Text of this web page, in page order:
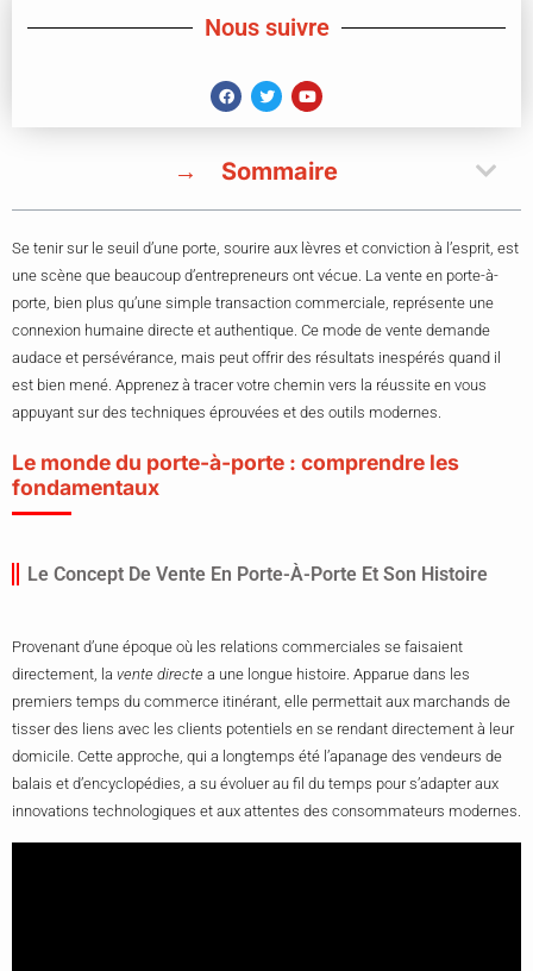
Nous suivre
Sommaire
Se tenir sur le seuil d’une porte, sourire aux lèvres et conviction à l’esprit, est
une scène que beaucoup d’entrepreneurs ont vécue. La vente en porte-à-
porte, bien plus qu’une simple transaction commerciale, représente une
connexion humaine directe et authentique. Ce mode de vente demande
audace et persévérance, mais peut offrir des résultats inespérés quand il
est bien mené. Apprenez à tracer votre chemin vers la réussite en vous
appuyant sur des techniques éprouvées et des outils modernes.
Le monde du porte-à-porte : comprendre les
fondamentaux
Le Concept De Vente En Porte-À-Porte Et Son Histoire
Provenant d’une époque où les relations commerciales se faisaient
directement, la vente directe a une longue histoire. Apparue dans les
premiers temps du commerce itinérant, elle permettait aux marchands de
tisser des liens avec les clients potentiels en se rendant directement à leur
domicile. Cette approche, qui a longtemps été l’apanage des vendeurs de
balais et d’encyclopédies, a su évoluer au fil du temps pour s’adapter aux
innovations technologiques et aux attentes des consommateurs modernes.